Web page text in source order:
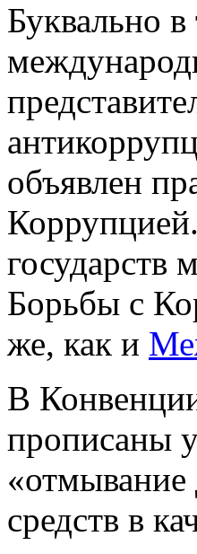
Буквально
объявлен
Борьбы с
же, как и
В
прописаны
средств в